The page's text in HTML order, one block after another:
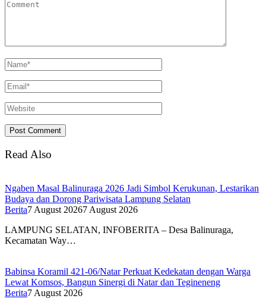
Read Also
Ngaben Masal Balinuraga 2026 Jadi Simbol Kerukunan, Lestarikan
Budaya dan Dorong Pariwisata Lampung Selatan
Berita7 August 20267 August 2026
LAMPUNG SELATAN, INFOBERITA – Desa Balinuraga,
Kecamatan Way…
Babinsa Koramil 421-06/Natar Perkuat Kedekatan dengan Warga
Lewat Komsos, Bangun Sinergi di Natar dan Tegineneng
Berita7 August 2026